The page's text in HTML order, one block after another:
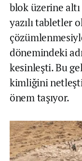
blok üzerine altı
yazılı tabletler
dönemindeki
kesinleşti. Bu
kimliğini
önem taşıyor.